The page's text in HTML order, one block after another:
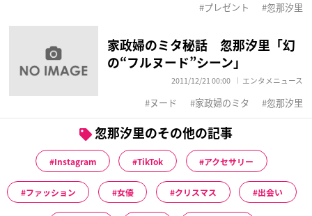
プレゼント 忽那汐里
家政婦のミタ秘話 忽那汐里「幻
の“フルヌード”シーン」
2011/12/21 00:00 エンタメニュース
ヌード 家政婦のミタ 忽那汐里
忽那汐里のその他の記事
Instagram TikTok アクセサリー
ファッション 女優 クリスマス 出会い